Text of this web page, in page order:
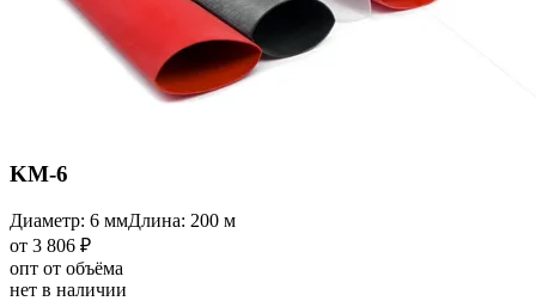
KM-6
Диаметр: 6 ммДлина: 200 м
от 3 806 ₽
опт от объёма
нет в наличии